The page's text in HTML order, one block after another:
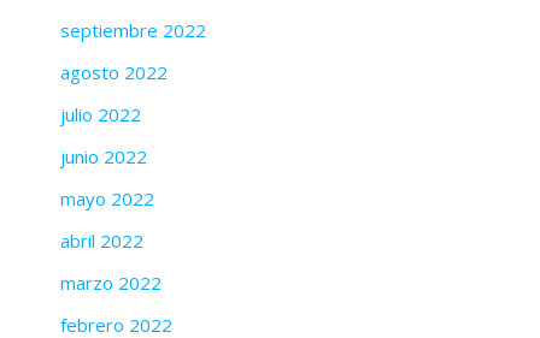
septiembre 2022
agosto 2022
julio 2022
junio 2022
mayo 2022
abril 2022
marzo 2022
febrero 2022